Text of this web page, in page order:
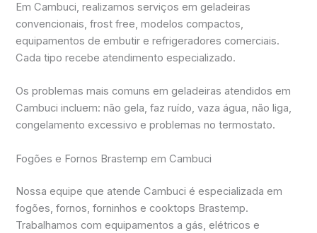
Em Cambuci, realizamos serviços em geladeiras
convencionais, frost free, modelos compactos,
equipamentos de embutir e refrigeradores comerciais.
Cada tipo recebe atendimento especializado.
Os problemas mais comuns em geladeiras atendidos em
Cambuci incluem: não gela, faz ruído, vaza água, não liga,
congelamento excessivo e problemas no termostato.
Fogões e Fornos Brastemp em Cambuci
Nossa equipe que atende Cambuci é especializada em
fogões, fornos, forninhos e cooktops Brastemp.
Trabalhamos com equipamentos a gás, elétricos e